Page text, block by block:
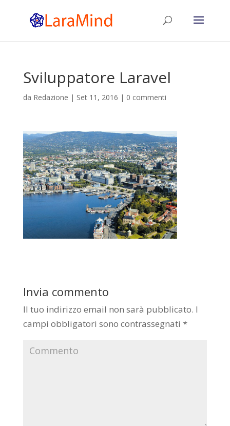
Sviluppatore Laravel
da Redazione | Set 11, 2016 | 0 commenti
Invia commento
Il tuo indirizzo email non sarà pubblicato. I
campi obbligatori sono contrassegnati *